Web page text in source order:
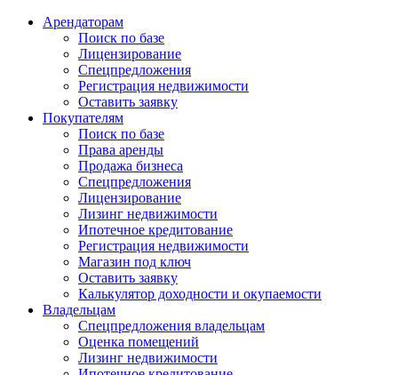
Арендаторам
Поиск по базе
Лицензирование
Спецпредложения
Регистрация недвижимости
Оставить заявку
Покупателям
Поиск по базе
Права аренды
Продажа бизнеса
Спецпредложения
Лицензирование
Лизинг недвижимости
Ипотечное кредитование
Регистрация недвижимости
Магазин под ключ
Оставить заявку
Калькулятор доходности и окупаемости
Владельцам
Спецпредложения владельцам
Оценка помещений
Лизинг недвижимости